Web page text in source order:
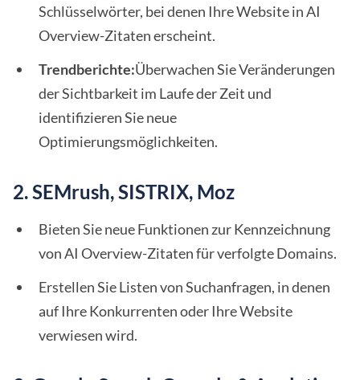
Schlüsselwörter, bei denen Ihre Website in AI
Overview-Zitaten erscheint.
Trendberichte:Überwachen Sie Veränderungen
der Sichtbarkeit im Laufe der Zeit und
identifizieren Sie neue
Optimierungsmöglichkeiten.
2. SEMrush, SISTRIX, Moz
Bieten Sie neue Funktionen zur Kennzeichnung
von AI Overview-Zitaten für verfolgte Domains.
Erstellen Sie Listen von Suchanfragen, in denen
auf Ihre Konkurrenten oder Ihre Website
verwiesen wird.